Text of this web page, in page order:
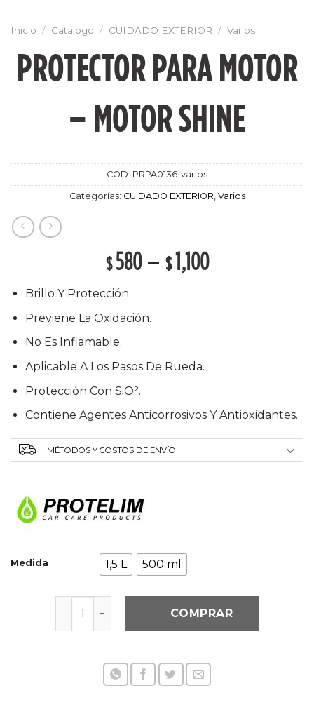
Inicio / Catalogo / CUIDADO EXTERIOR / Varios
PROTECTOR PARA MOTOR
– MOTOR SHINE
COD: PRPA0136-varios
Categorías: CUIDADO EXTERIOR Varios
$ 580– $1,100
Brillo Y Protección.
Previene La Oxidación.
No Es Inflamable.
Aplicable A Los Pasos De Rueda.
Protección Con SiO².
Contiene Agentes Anticorrosivos Y Antioxidantes.
MÉTODOS Y COSTOS DE ENVÍO
Medida 1,5 L 500 ml
COMPRAR